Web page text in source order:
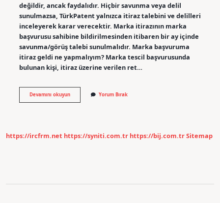
değildir, ancak faydalıdır. Hiçbir savunma veya delil
sunulmazsa, TürkPatent yalnızca itiraz talebini ve delilleri
inceleyerek karar verecektir. Marka itirazının marka
başvurusu sahibine bildirilmesinden itibaren bir ay içinde
savunma/görüş talebi sunulmalıdır. Marka başvuruma
itiraz geldi ne yapmalıyım? Marka tescil başvurusunda
bulunan kişi, itiraz üzerine verilen ret…
Devamını okuyunMarka
Yayıma
Nasıl
Yorum Bırak
https://ircfrm.net https://syniti.com.tr https://bij.com.trSitemap